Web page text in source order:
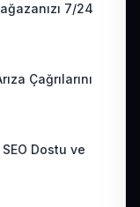
7/24
Çağrılarını
Dostu ve